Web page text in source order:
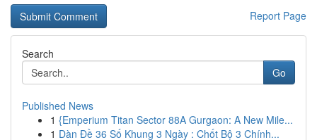
Report Page
Search
Go
Published News
1 {Emperium Titan Sector 88A Gurgaon: A New Mile...
1 Dàn Đề 36 Số Khung 3 Ngày : Chốt Bộ 3 Chính...